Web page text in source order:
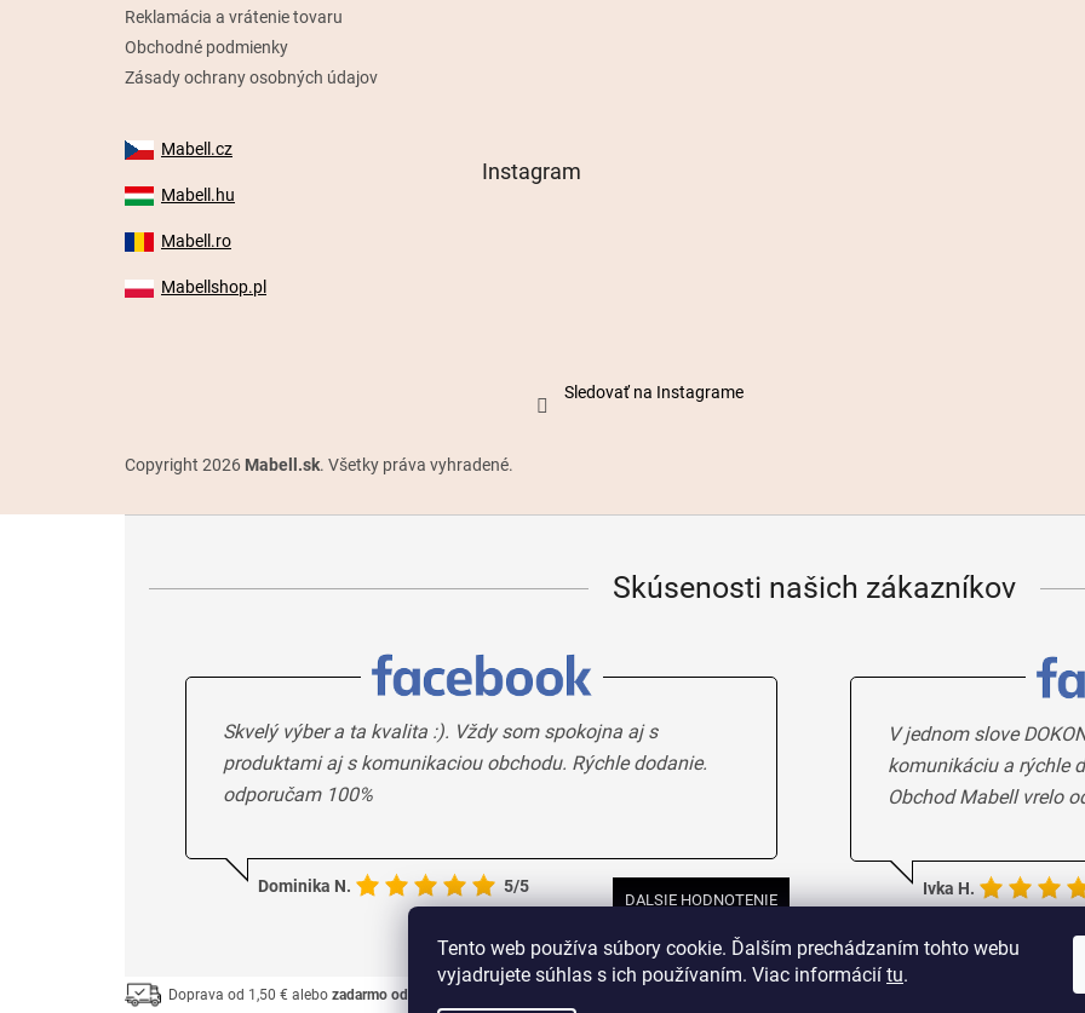
Tento web používa súbory cookie. Ďalším prechádzaním tohto webu
vyjadrujete súhlas s ich používaním. Viac informácií tu.
Reklamácia a vrátenie tovaru
Obchodné podmienky
Zásady ochrany osobných údajov
Mabell.cz
Mabell.hu
Mabell.ro
Mabellshop.pl
Instagram
Sledovať na Instagrame
Copyright 2026 Mabell.sk. Všetky práva vyhradené.
Skúsenosti našich zákazníkov
Skvelý výber a ta kvalita :). Vždy som spokojna aj s
produktami aj s komunikaciou obchodu. Rýchle dodanie.
odporučam 100%
Dominika N. 5/5
DALSIE HODNOTENIE
V jednom slove
komunikáciu a rýchle
Obchod Mabell vrelo
Ivka H.
Doprava od 1,50 € alebo zadarmo od 33 €